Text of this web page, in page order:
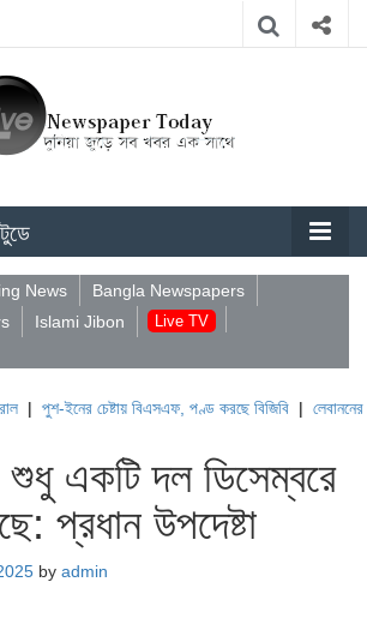
News
Bangla Newspapers
Islami Jibon Live TV
চেষ্টায় বিএসএফ, পণ্ড করছে বিজিবি|লেবাননের
একটি দল ডিসেম্বরে
প্রধান উপদেষ্টা
by admin